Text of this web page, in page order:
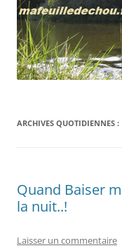
ARCHIVES QUOTIDIENNES :
Quand Baiser
la nuit..!
Laisser un commentaire